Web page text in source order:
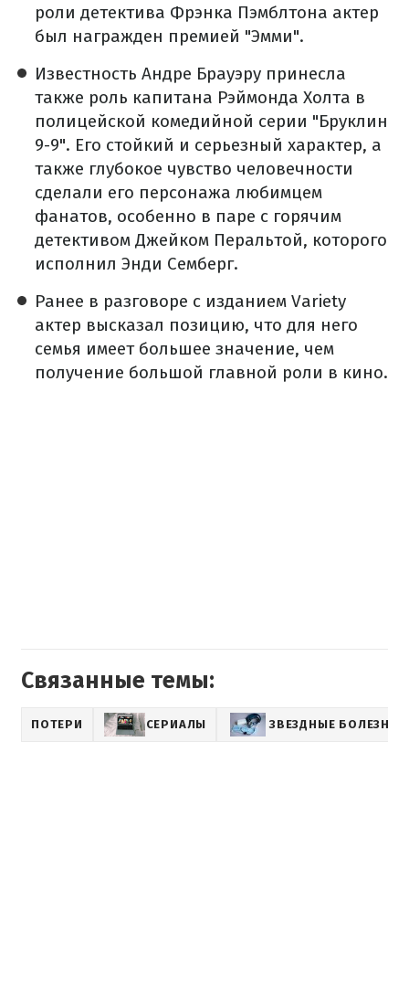
роли детектива Фрэнка Пэмблтона актер
был награжден премией "Эмми".
Известность Андре Брауэру принесла
также роль капитана Рэймонда Холта в
полицейской комедийной серии "Бруклин
9-9". Его стойкий и серьезный характер, а
также глубокое чувство человечности
сделали его персонажа любимцем
фанатов, особенно в паре с горячим
детективом Джейком Перальтой, которого
исполнил Энди Семберг.
Ранее в разговоре с изданием Variety
актер высказал позицию, что для него
семья имеет большее значение, чем
получение большой главной роли в кино.
Связанные темы:
ПОТЕРИ СЕРИАЛЫ ЗВЕЗДНЫЕ БОЛЕЗНИ